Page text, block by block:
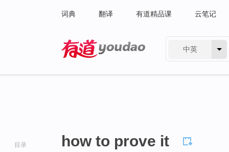
词典 翻译 有道精品课 云笔记
中英
目录 how to prove it